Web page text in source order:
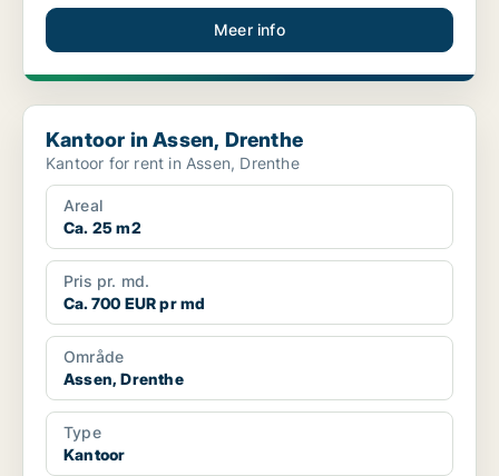
Meer info
Kantoor in Assen, Drenthe
Kantoor in Assen, Drenthe
Kantoor for rent in Assen, Drenthe
Areal
Ca. 25 m2
Pris pr. md.
Ca. 700 EUR pr md
Område
Assen, Drenthe
Type
Kantoor